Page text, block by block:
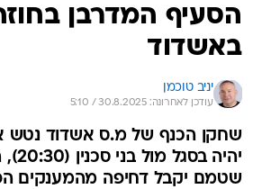
הסעיף המדרבן
באשדוד
יניב טוכמן
עודכן לאחרונה: 30.8.2025 / 5:10
שחקן הכנף של מ.ס אשדוד נטש
יהיה
שטמם יקבל דחיפה מהמענקים